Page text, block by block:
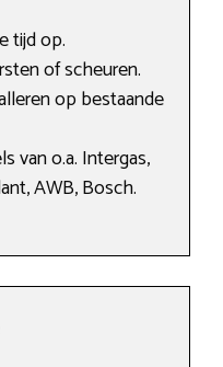
tijd op.
of scheuren.
op bestaande
van o.a. Intergas,
AWB, Bosch.